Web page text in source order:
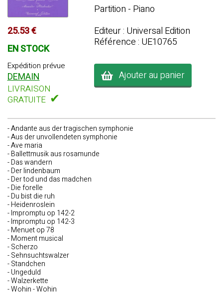
25.53 €
EN STOCK
Expédition prévue
DEMAIN
LIVRAISON
GRATUITE ✔
Partition - Piano
Editeur : Universal Edition
Référence : UE10765
Ajouter au panier
- Andante aus der tragischen symphonie
- Aus der unvollendeten symphonie
- Ave maria
- Ballettmusik aus rosamunde
- Das wandern
- Der lindenbaum
- Der tod und das madchen
- Die forelle
- Du bist die ruh
- Heidenroslein
- Impromptu op 142-2
- Impromptu op 142-3
- Menuet op 78
- Moment musical
- Scherzo
- Sehnsuchtswalzer
- Standchen
- Ungeduld
- Walzerkette
- Wohin - Wohin